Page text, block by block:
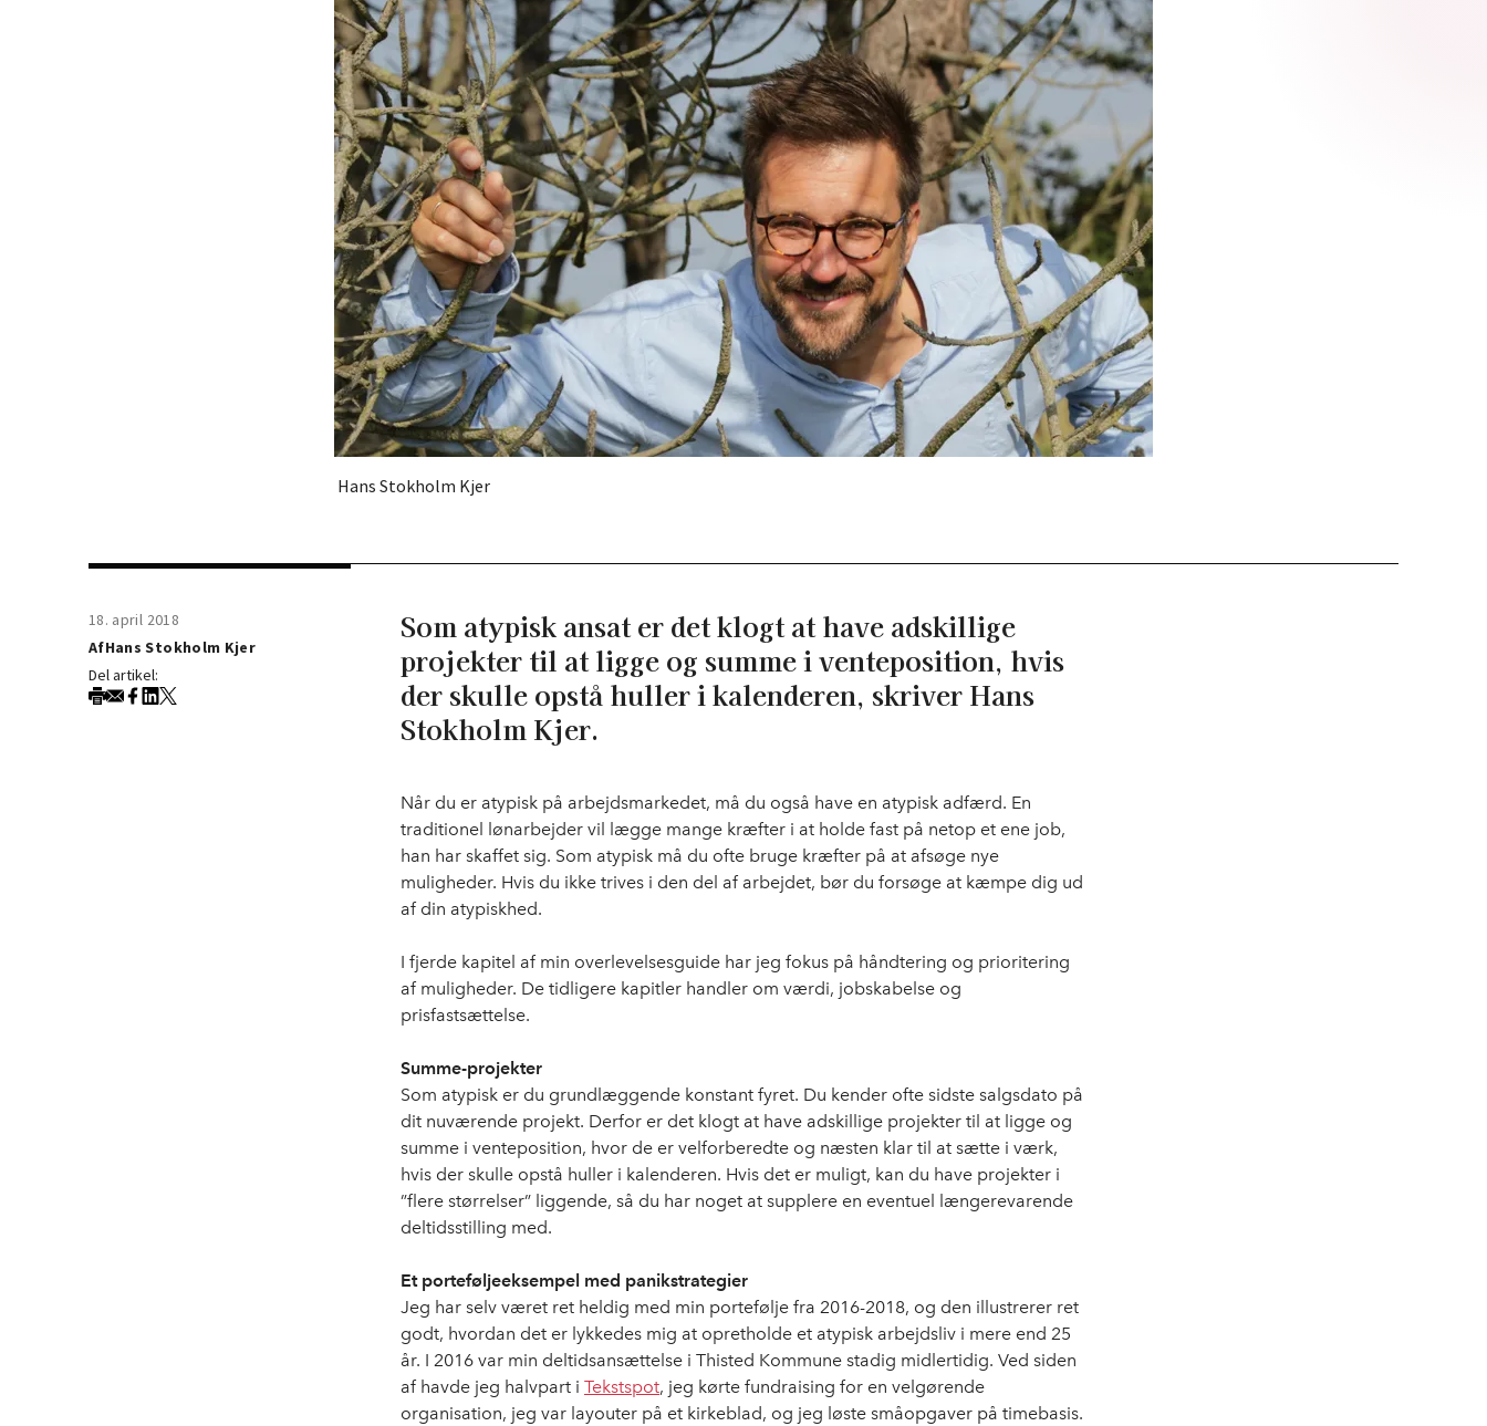
Hans Stokholm Kjer
18. april 2018
AfHans Stokholm Kjer
Del artikel:
Som atypisk ansat er det klogt at have adskillige
projekter til at ligge og summe i venteposition, hvis
der skulle opstå huller i kalenderen, skriver Hans
Stokholm Kjer.
Når du er atypisk på arbejdsmarkedet, må du også have en atypisk adfærd. En
traditionel lønarbejder vil lægge mange kræfter i at holde fast på netop et ene job,
han har skaffet sig. Som atypisk må du ofte bruge kræfter på at afsøge nye
muligheder. Hvis du ikke trives i den del af arbejdet, bør du forsøge at kæmpe dig ud
af din atypiskhed.
I fjerde kapitel af min overlevelsesguide har jeg fokus på håndtering og prioritering
af muligheder. De tidligere kapitler handler om værdi, jobskabelse og
prisfastsættelse.
Summe-projekter
Som atypisk er du grundlæggende konstant fyret. Du kender ofte sidste salgsdato på
dit nuværende projekt. Derfor er det klogt at have adskillige projekter til at ligge og
summe i venteposition, hvor de er velforberedte og næsten klar til at sætte i værk,
hvis der skulle opstå huller i kalenderen. Hvis det er muligt, kan du have projekter i
”flere størrelser” liggende, så du har noget at supplere en eventuel længerevarende
deltidsstilling med.
Et porteføljeeksempel med panikstrategier
Jeg har selv været ret heldig med min portefølje fra 2016-2018, og den illustrerer ret
godt, hvordan det er lykkedes mig at opretholde et atypisk arbejdsliv i mere end 25
år. I 2016 var min deltidsansættelse i Thisted Kommune stadig midlertidig. Ved siden
af havde jeg halvpart i Tekstspot, jeg kørte fundraising for en velgørende
organisation, jeg var layouter på et kirkeblad, og jeg løste småopgaver på timebasis.